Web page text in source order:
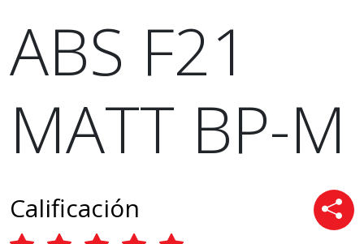
ABS F21
MATT BP-M
Calificación